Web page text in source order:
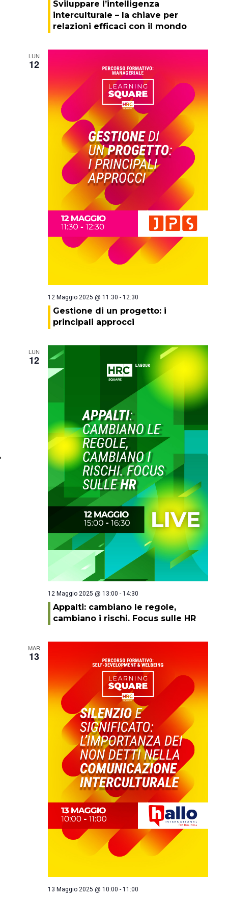
Sviluppare l’intelligenza
interculturale – la chiave per
relazioni efficaci con il mondo
LUN
12
12 Maggio 2025 @ 11:30 - 12:30
Gestione di un progetto: i
principali approcci
LUN
12
12 Maggio 2025 @ 13:00 - 14:30
Appalti: cambiano le regole,
cambiano i rischi. Focus sulle HR
MAR
13
13 Maggio 2025 @ 10:00 - 11:00